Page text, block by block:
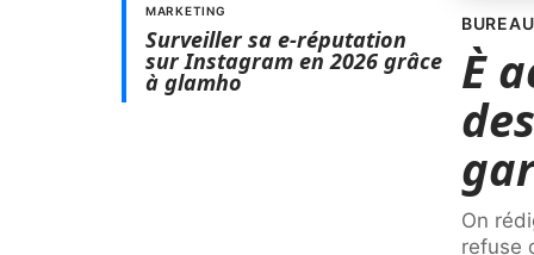
MARKETING
Surveiller sa e-réputation
sur Instagram en 2026 grâce
à glamho È
On
refuse